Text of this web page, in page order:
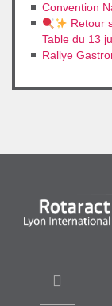
Convention
Retour
Table du 13
Rallye